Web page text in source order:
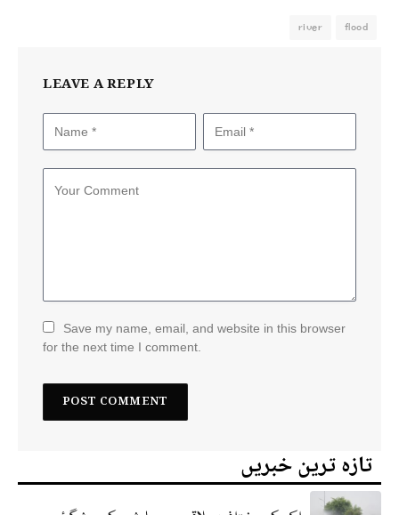
flood
river
LEAVE A REPLY
Save my name, email, and website in this browser
for the next time I comment.
تازہ ترین خبریں